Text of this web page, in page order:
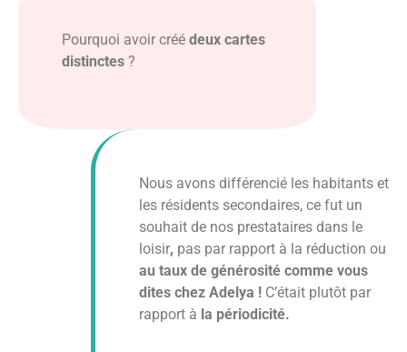
Pourquoi avoir créé deux cartes
distinctes ?
Nous avons différencié les habitants et
les résidents secondaires, ce fut un
souhait de nos prestataires dans le
loisir, pas par rapport à la réduction ou
au taux de générosité comme vous
dites chez Adelya ! C’était plutôt par
rapport à la périodicité.